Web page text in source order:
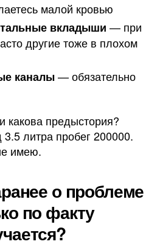
малой кровью
вкладыши — при
другие тоже в плохом
каналы— обязательно
какова предыстория?
литра пробег 200000.
имею.
о проблеме
по факту